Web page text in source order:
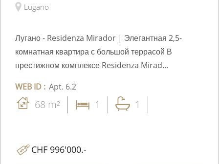
Lugano
Лугано - Residenza Mirador | Элегантная 2,5-
комнатная квартира с большой террасой В
престижном комплексе Residenza Mirad...
WEB ID : Apt. 6.2
68 m² 1 1
CHF 996'000.-